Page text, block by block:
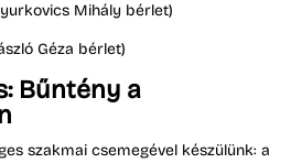
Mihály bérlet)
Géza bérlet)
Bűntény a
szakmai csemegével készülünk: a